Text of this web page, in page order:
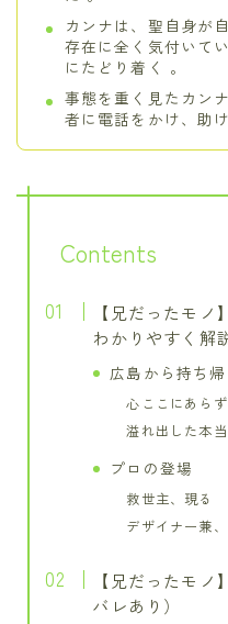
カンナは、聖自身が
存在に全く気付いて
にたどり着く 。
事態を重く見たカン
者に電話をかけ、助
Contents
【兄だったモ
わかりやすく解
広島から持ち
心ここにあらず
溢れ出した本
プロの登場
救世主、現る
デザイナー兼
【兄だったモ
バレあり）